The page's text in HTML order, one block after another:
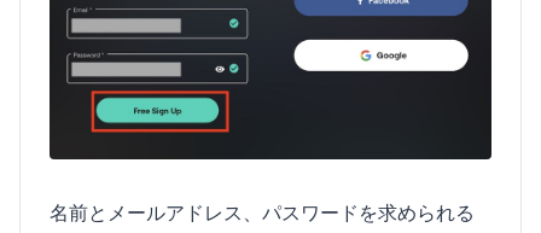
名前とメールアドレス、パスワードを求められる